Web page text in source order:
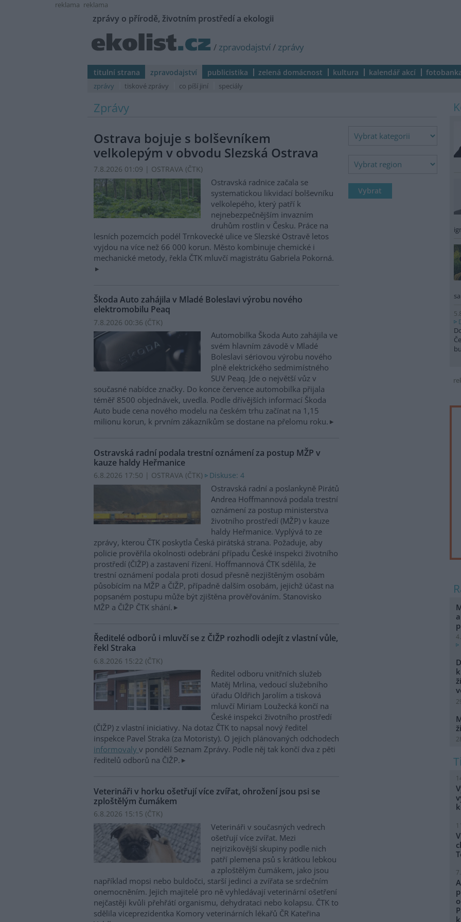
reklama reklama
zprávy o přírodě, životním prostředí a ekologii
/ zpravodajství/ zprávy
titulní strana zpravodajství publicistika zelená domácnost kultura kalendář akcí
zprávy tiskové zprávy co píší jiní speciály
Zprávy
Ostrava bojuje s bolševníkem
velkolepým v obvodu Slezská Ostrava
7.8.2026 01:09 | OSTRAVA (ČTK)
Ostravská radnice začala se
systematickou likvidací bolševníku
velkolepého, který patří k
nejnebezpečnějším invazním
druhům rostlin v Česku. Práce na
lesních pozemcích podél Trnkovecké ulice ve Slezské Ostravě letos
vyjdou na více než 66 000 korun. Město kombinuje chemické i
mechanické metody, řekla ČTK mluvčí magistrátu Gabriela Pokorná.
Škoda Auto zahájila v Mladé Boleslavi výrobu nového
elektromobilu Peaq
7.8.2026 00:36 (ČTK)
Automobilka Škoda Auto zahájila ve
svém hlavním závodě v Mladé
Boleslavi sériovou výrobu nového
plně elektrického sedmimístného
SUV Peaq. Jde o největší vůz v
současné nabídce značky. Do konce července automobilka přijala
téměř 8500 objednávek, uvedla. Podle dřívějších informací Škoda
Auto bude cena nového modelu na českém trhu začínat na 1,15
milionu korun, k prvním zákazníkům se dostane na přelomu roku.
Ostravská radní podala trestní oznámení za postup MŽP v
kauze haldy Heřmanice
6.8.2026 17:50 | OSTRAVA (ČTK) Diskuse: 4
Ostravská radní a poslankyně Pirátů
Andrea Hoffmannová podala trestní
oznámení za postup ministerstva
životního prostředí (MŽP) v kauze
haldy Heřmanice. Vyplývá to ze
zprávy, kterou ČTK poskytla Česká pirátská strana. Požaduje, aby
policie prověřila okolnosti odebrání případu České inspekci životního
prostředí (ČIŽP) a zastavení řízení. Hoffmannová ČTK sdělila, že
trestní oznámení podala proti dosud přesně nezjištěným osobám
působícím na MŽP a ČIŽP, případně dalším osobám, jejichž účast na
popsaném postupu může být zjištěna prověřováním. Stanovisko
MŽP a ČIŽP ČTK shání.
Ředitelé odborů i mluvčí se z ČIŽP rozhodli odejít z vlastní vůle,
řekl Straka
6.8.2026 15:22 (ČTK)
Ředitel odboru vnitřních služeb
Matěj Mrlina, vedoucí služebního
úřadu Oldřich Jarolím a tisková
mluvčí Miriam Loužecká končí na
České inspekci životního prostředí
(ČIŽP) z vlastní iniciativy. Na dotaz ČTK to napsal nový ředitel
inspekce Pavel Straka (za Motoristy). O jejich plánovaných odchodech
informovaly v pondělí Seznam Zprávy. Podle něj tak končí dva z pěti
ředitelů odborů na ČIŽP.
Veterináři v horku ošetřují více zvířat, ohrožení jsou psi se
zploštělým čumákem
6.8.2026 15:15 (ČTK)
Veterináři v současných vedrech
ošetřují více zvířat. Mezi
nejrizikovější skupiny podle nich
patří plemena psů s krátkou lebkou
a zploštělým čumákem, jako jsou
například mopsi nebo buldočci, starší jedinci a zvířata se srdečním
onemocněním. Jejich majitelé pro ně vyhledávají veterinární ošetření
nejčastěji kvůli přehřátí organismu, dehydrataci nebo kolapsu. ČTK to
sdělila viceprezidentka Komory veterinárních lékařů ČR Kateřina